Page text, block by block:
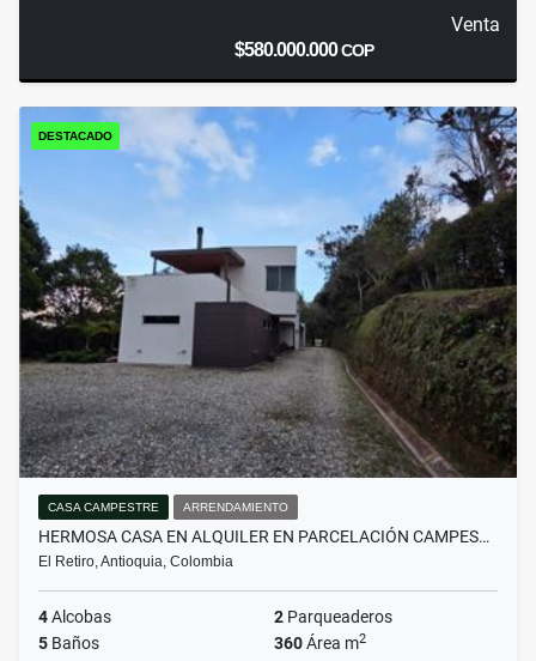
Venta
$580.000.000COP
DESTACADO
CASA CAMPESTRE ARRENDAMIENTO
HERMOSA CASA EN ALQUILER EN PARCELACIÓN CAMPES…
El Retiro, Antioquia, Colombia
4Alcobas 2 Parqueaderos
5 Baños 360Área m2